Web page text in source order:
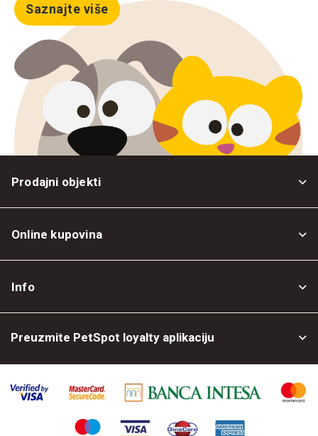
Saznajte više
Prodajni objekti
Online kupovina
Info
Preuzmite PetSpot loyalty aplikaciju